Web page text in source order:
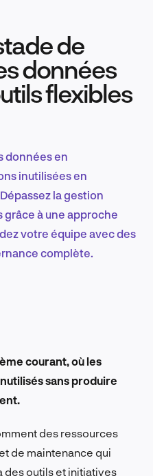
produit
de
données
flexibles
données en
inutilisées en
la gestion
à une approche
votre équipe avec des
complète.
courant, où les
sans produire
des ressources
de maintenance qui
outils et initiatives